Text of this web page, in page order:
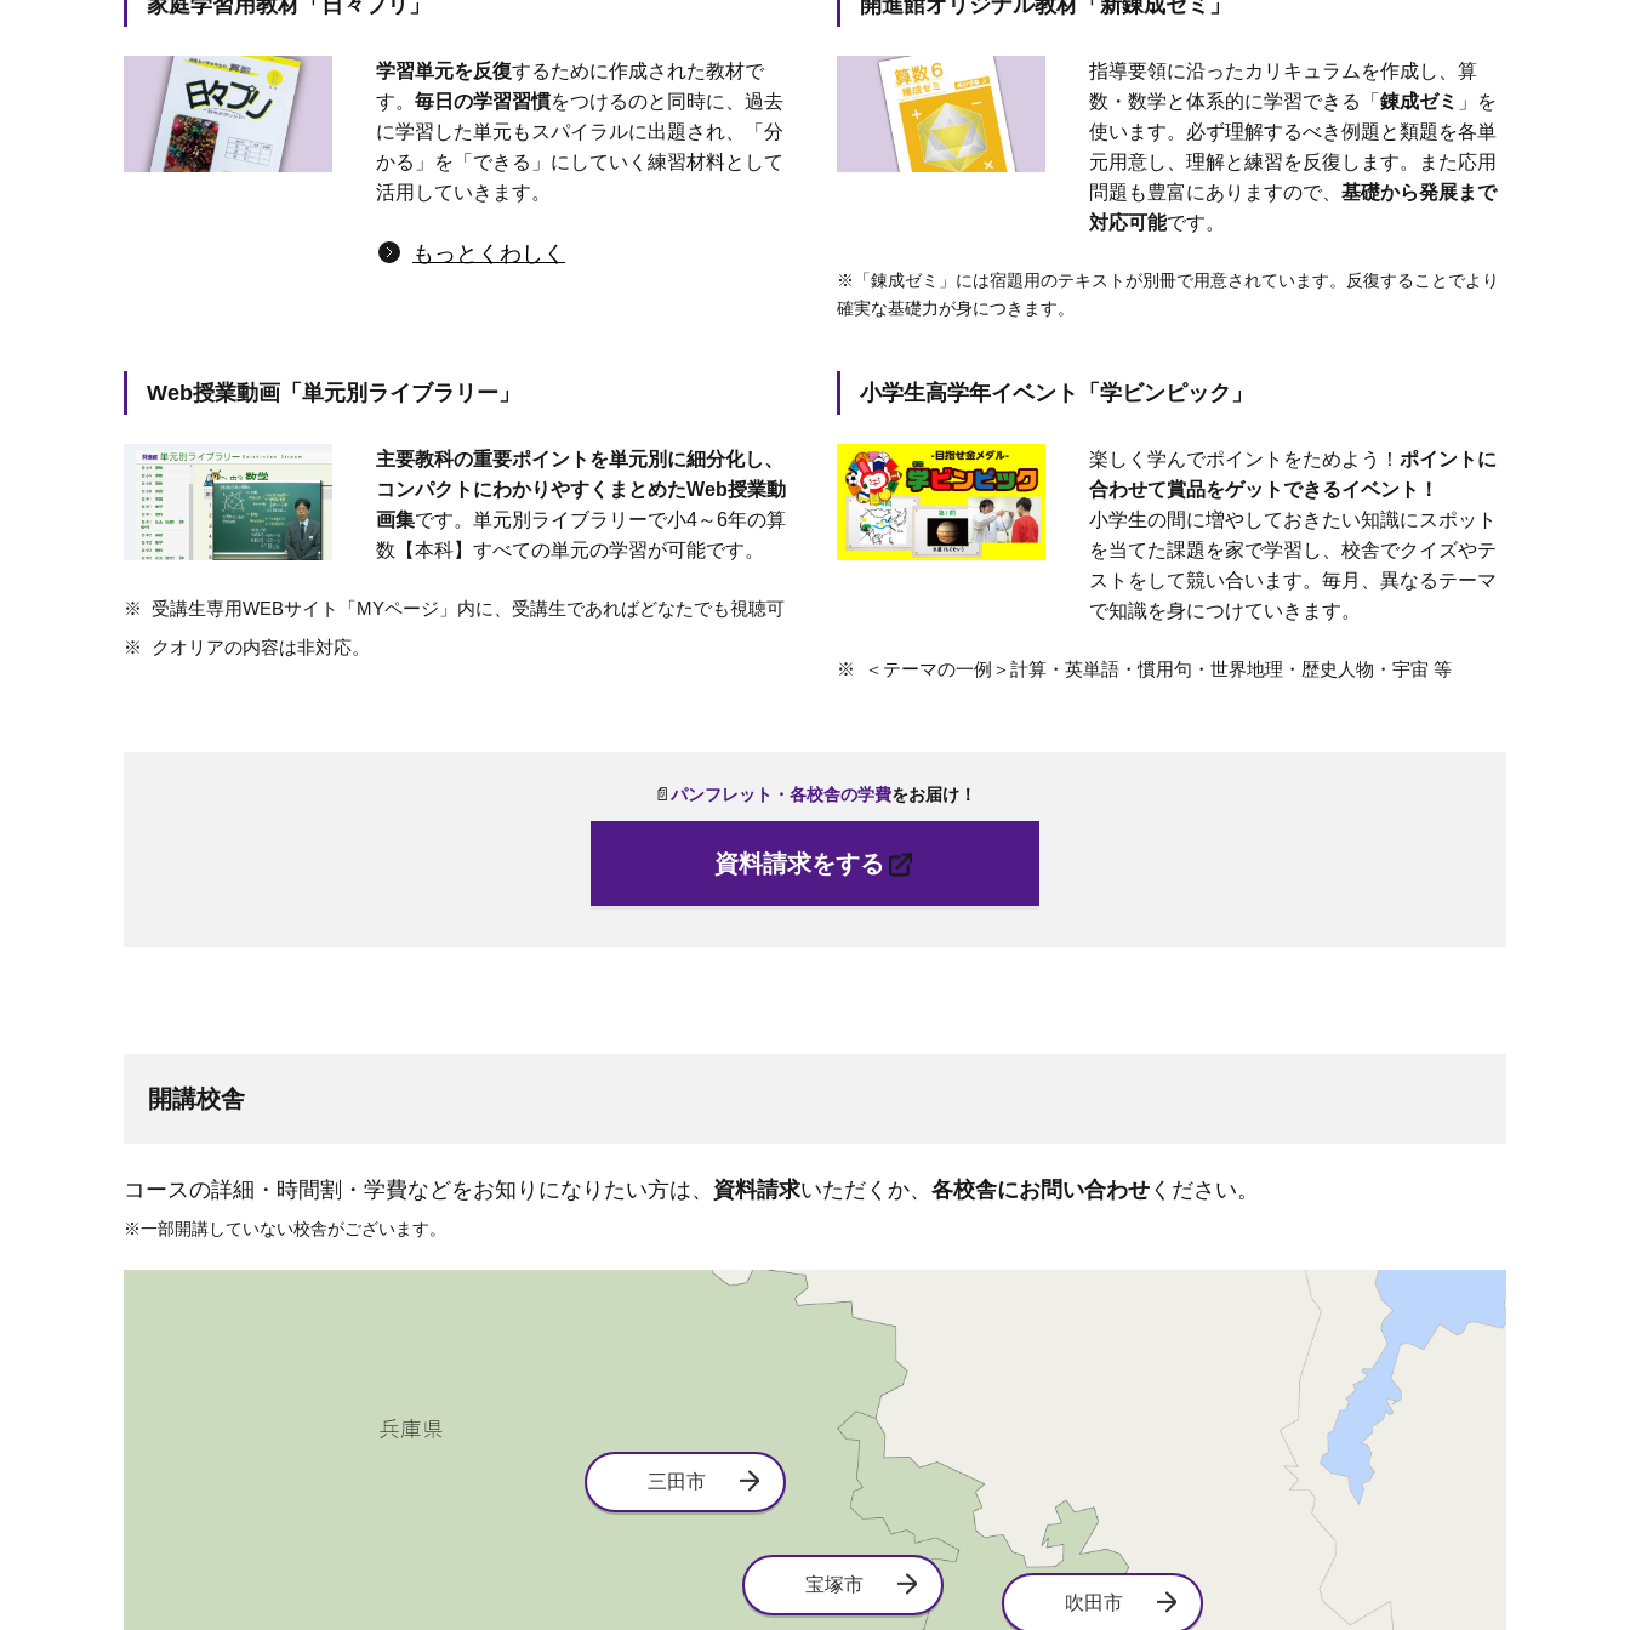
学習単元を反復するために作成された教材で
す。 毎日の学習習慣をつけるのと同時に、過去
に学習した単元もスパイラルに出題され、「分
かる」を「できる」にしていく練習材料として
活用していきます。
もっとくわしく
指導要領に沿ったカリキュラムを作成し、算
数・数学と体系的に学習できる「錬成ゼミ 」を
使います。必ず理解するべき例題と類題を各単
元用意し、理解と練習を反復します。また応用
問題も豊富にありますので、 基礎から発展まで
対応可能です。
※「錬成ゼミ」には宿題用のテキストが別冊で用意されています。反復することでより
確実な基礎力が身につきます。
Web授業動画「単元別ライブラリー」
主要教科の重要ポイントを単元別に細分化し、
コンパクトにわかりやすくまとめたWeb授業動
画集です。単元別ライブラリーで小4～6年の算
数【本科】すべての単元の学習が可能です。
受講生専用WEBサイト「MYページ」内に、受講生であればどなたでも視聴可
クオリアの内容は非対応。
小学生高学年イベント「学ビンピック」
楽しく学んでポイントをためよう！ ポイントに
合わせて賞品をゲットできるイベント！
小学生の間に増やしておきたい知識にスポット
を当てた課題を家で学習し、校舎でクイズやテ
ストをして競い合います。毎月、異なるテーマ
で知識を身につけていきます。
＜テーマの一例＞計算・英単語・慣用句・世界地理・歴史人物・宇宙 等
📄パンフレット・各校舎の学費をお届け！
資料請求をする
開講校舎
コースの詳細・時間割・学費などをお知りになりたい方は、 資料請求いただくか、 各校舎にお問い合わせ ください。
※一部開講していない校舎がございます。
三田市
宝塚市
吹田市